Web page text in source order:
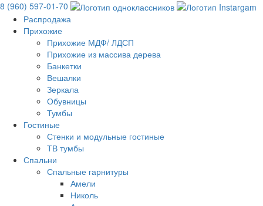
8 (960) 597-01-70
Распродажа
Прихожие
Прихожие МДФ/ ЛДСП
Прихожие из массива дерева
Банкетки
Вешалки
Зеркала
Обувницы
Тумбы
Гостиные
Стенки и модульные гостиные
ТВ тумбы
Спальни
Спальные гарнитуры
Амели
Николь